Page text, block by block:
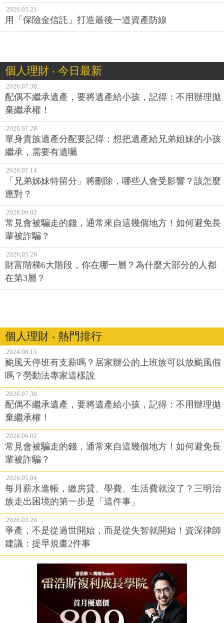
2026.05.21
用「保險金信託」打造最後一道資產防線
個人理財 ‧ 今日最新
2026.07.30
配偶不繼承遺產，要將遺產給小孩，記得：不用辦理拋
棄繼承權！
2026.07.28
單身貴族遺產分配要記得：想把遺產給兄弟姐妹的小孩
繼承，需要有遺囑
2026.07.14
「兄弟姊妹特留分」將刪除，哪些人會受影響？該怎麼
應對？
2026.06.02
常見會被騙走的錢，通常來自這幾個地方！如何避免長
輩被詐騙？
2026.05.26
財富階梯6大階段，你在哪一層？為什麼大部分的人都
在第3層？
個人理財 ‧ 熱門排行
2024.08.11
颱風天停班有支薪嗎？居家辦公的上班族可以放颱風假
嗎？勞動法專家這樣說
2026.07.30
配偶不繼承遺產，要將遺產給小孩，記得：不用辦理拋
棄繼承權！
2026.06.02
常見會被騙走的錢，通常來自這幾個地方！如何避免長
輩被詐騙？
2026.05.04
每月薪水進帳，繳房貸、學費、生活費就沒了？三明治
族走出困境的第一步是「這件事」
2026.03.26
爭產，不是從過世開始，而是從失智就開始！資深律師
建議：提早規畫2件事